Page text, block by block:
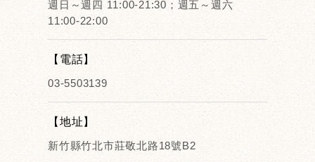
週日～週四 11:00-21:30；週五～週六
11:00-22:00
【電話】
03-5503139
【地址】
新竹縣竹北市莊敬北路18號B2